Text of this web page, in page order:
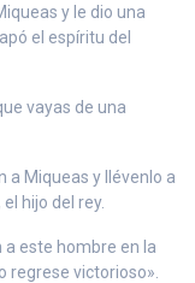
y le dio una
el espíritu del
vayas de una
a Miqueas y llévenlo a
hijo del rey.
a este hombre en la
regrese victorioso».